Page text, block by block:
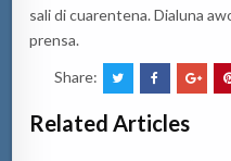
sali di cuarentena. Dialuna
prensa.
Share:
Related Articles